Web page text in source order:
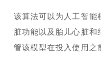
该算法可以为人工智
脏功能以及胎儿心脏和
管该模型在投入使用